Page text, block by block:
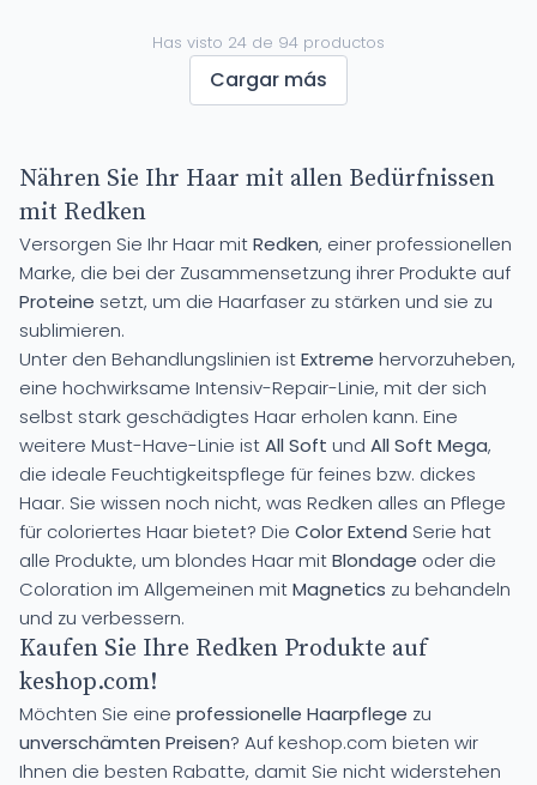
Has visto 24 de 94 productos
Cargar más
Nähren Sie Ihr Haar mit allen Bedürfnissen
mit Redken
Versorgen Sie Ihr Haar mitRedken, einer professionellen
Marke, die bei der Zusammensetzung ihrer Produkte auf
Proteine setzt, um die Haarfaser zu stärken und sie zu
sublimieren.
Unter den Behandlungslinien istExtreme hervorzuheben,
eine hochwirksame Intensiv-Repair-Linie, mit der sich
selbst stark geschädigtes Haar erholen kann. Eine
weitere Must-Have-Linie istAll Soft und All Soft Mega,
die ideale Feuchtigkeitspflege für feines bzw. dickes
Haar. Sie wissen noch nicht, was Redken alles an Pflege
für coloriertes Haar bietet? Die Color Extend Serie hat
alle Produkte, um blondes Haar mitBlondage oder die
Coloration im Allgemeinen mitMagnetics zu behandeln
und zu verbessern.
Kaufen Sie Ihre Redken Produkte auf
keshop.com!
Möchten Sie eine professionelle Haarpflege zu
unverschämten Preisen? Auf keshop.com bieten wir
Ihnen die besten Rabatte, damit Sie nicht widerstehen